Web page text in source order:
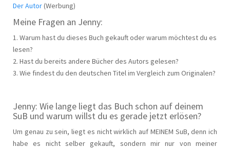
Der Autor(Werbung)
Meine Fragen an Jenny:
1. Warum hast du dieses Buch gekauft oder warum möchtest du es
lesen?
2. Hast du bereits andere Bücher des Autors gelesen?
3. Wie findest du den deutschen Titel im Vergleich zum Originalen?
Jenny: Wie lange liegt das Buch schon auf deinem
SuB und warum willst du es gerade jetzt erlösen?
Um genau zu sein, liegt es nicht wirklich auf MEINEM SuB, denn ich
habe es nicht selber gekauft, sondern mir nur von meiner